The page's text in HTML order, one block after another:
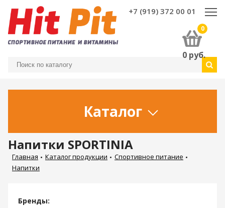
0
0 руб.
+7 (919) 372 00 01
Каталог
Напитки SPORTINIA
Главная Каталог продукции
Спортивное питание
Напитки
Бренды: